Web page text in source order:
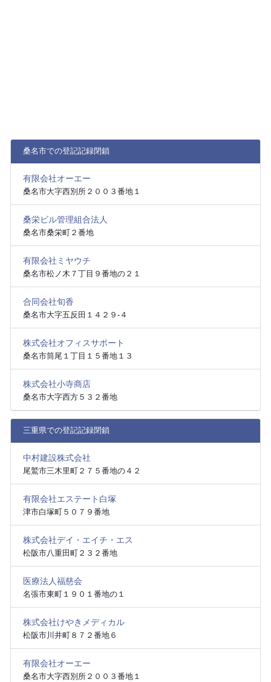
桑名市での登記記録閉鎖
有限会社オーエー
桑名市大字西別所２００３番地１
桑栄ビル管理組合法人
桑名市桑栄町２番地
有限会社ミヤウチ
桑名市松ノ木７丁目９番地の２１
合同会社旬香
桑名市大字五反田１４２９‐４
株式会社オフィスサポート
桑名市筒尾１丁目１５番地１３
株式会社小寺商店
桑名市大字西方５３２番地
三重県での登記記録閉鎖
中村建設株式会社
尾鷲市三木里町２７５番地の４２
有限会社エステート白塚
津市白塚町５０７９番地
株式会社デイ・エイチ・エス
松阪市八重田町２３２番地
医療法人福慈会
名張市東町１９０１番地の１
株式会社けやきメディカル
松阪市川井町８７２番地６
有限会社オーエー
桑名市大字西別所２００３番地１